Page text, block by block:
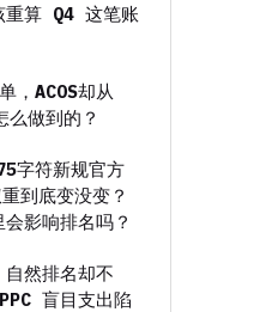
重算 Q4 这笔账
，ACOS却从
么做到的？
字符新规官方
到底变没变？
影响排名吗？
然排名却不
盲目支出陷